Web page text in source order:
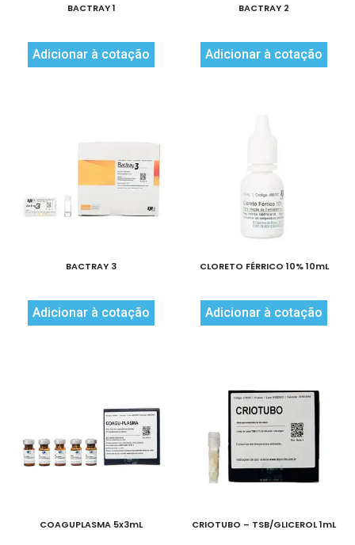
BACTRAY 1
Adicionar à cotação
BACTRAY 2
Adicionar à cotação
BACTRAY 3
Adicionar à cotação
CLORETO FÉRRICO 10% 10mL
Adicionar à cotação
COAGUPLASMA 5x3mL CRIOTUBO – TSB/GLICEROL 1mL